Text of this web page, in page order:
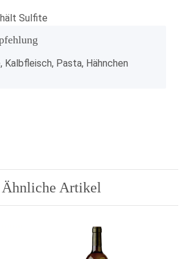
Sulfite
Kalbfleisch, Pasta, Hähnchen
Ähnliche Artikel